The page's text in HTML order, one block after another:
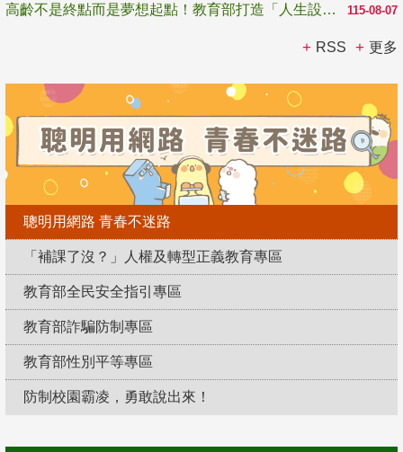
115-08-07
高齡不是終點而是夢想起點！教育部打造「人生設計夢工場」 參展第3屆高齡健康產業博覽會
RSS 更多
聰明用網路 青春不迷路
「補課了沒？」人權及轉型正義教育專區
教育部全民安全指引專區
教育部詐騙防制專區
教育部性別平等專區
防制校園霸凌，勇敢說出來！